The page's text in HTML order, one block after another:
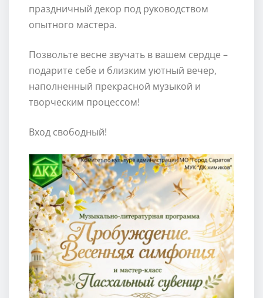
праздничный декор под руководством
опытного мастера.
Позвольте весне звучать в вашем сердце –
подарите себе и близким уютный вечер,
наполненный прекрасной музыкой и
творческим процессом!
Вход свободный!